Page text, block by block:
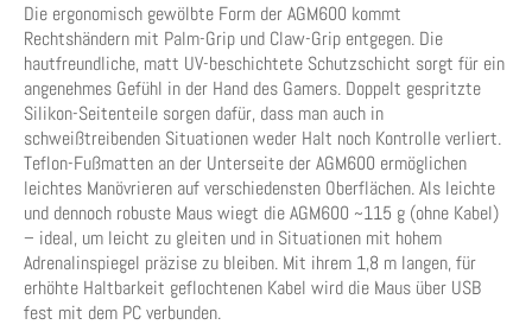
Die ergonomisch gewölbte Form der AGM600 kommt
Rechtshändern mit Palm-Grip und Claw-Grip entgegen. Die
hautfreundliche, matt UV-beschichtete Schutzschicht sorgt für ein
angenehmes Gefühl in der Hand des Gamers. Doppelt gespritzte
Silikon-Seitenteile sorgen dafür, dass man auch in
schweißtreibenden Situationen weder Halt noch Kontrolle verliert.
Teflon-Fußmatten an der Unterseite der AGM600 ermöglichen
leichtes Manövrieren auf verschiedensten Oberflächen. Als leichte
und dennoch robuste Maus wiegt die AGM600 ~115 g (ohne Kabel)
– ideal, um leicht zu gleiten und in Situationen mit hohem
Adrenalinspiegel präzise zu bleiben. Mit ihrem 1,8 m langen, für
erhöhte Haltbarkeit geflochtenen Kabel wird die Maus über USB
fest mit dem PC verbunden.